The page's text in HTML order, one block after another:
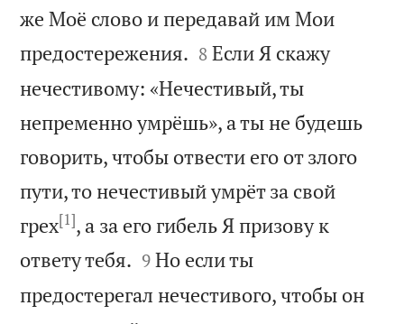
же Моё слово и передавай им Мои
предостережения. 

8 Если Я скажу
нечестивому: «Нечестивый, ты
непременно умрёшь», а ты не будешь
говорить, чтобы отвести его от злого
пути, то нечестивый умрёт за свой
грех[1], а за его гибель Я призову к
ответу тебя. 

9 Но если ты
предостерегал нечестивого, чтобы он